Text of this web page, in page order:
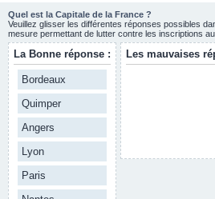
Quel est la Capitale de la France ?
Veuillez glisser les différentes réponses possibles
mesure permettant de lutter contre les inscriptions
La Bonne réponse :
Bordeaux
Quimper
Angers
Lyon
Paris
Les mauvaises